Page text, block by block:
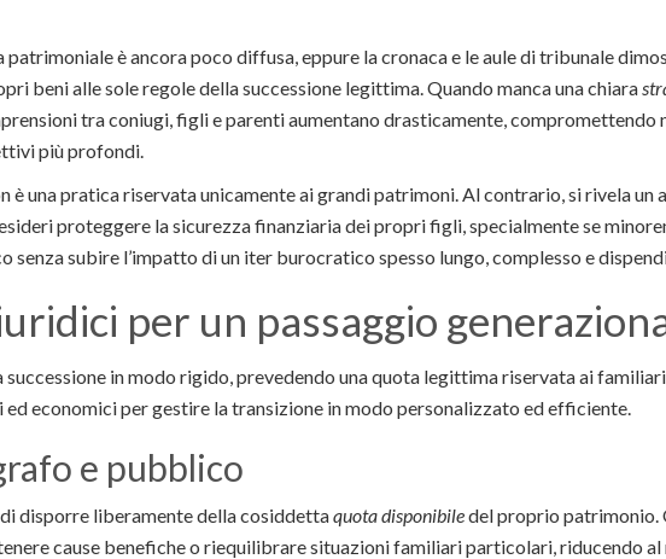
è ancora poco diffusa, eppure la cronaca e le aule di tribunale
beni alle sole regole della successione legittima. Quando manca una chiara
tra coniugi, figli e parenti aumentano drasticamente, compromettendo
più profondi.
è una pratica riservata unicamente ai grandi patrimoni. Al contrario, si rivela
proteggere la sicurezza finanziaria dei propri figli, specialmente se
senza subire l’impatto di un iter burocratico spesso lungo, complesso e
per un passaggio
in modo rigido, prevedendo una quota legittima riservata ai
economici per gestire la transizione in modo personalizzato ed efficiente.
e pubblico
disporre liberamente della cosiddettaquota disponibiledel proprio patrimonio.
cause benefiche o riequilibrare situazioni familiari particolari, riducendo